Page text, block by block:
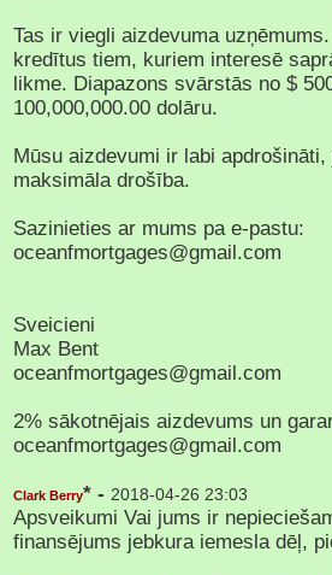
Tas ir viegli aizdevuma
kredītus tiem, kuriem interesē
likme. Diapazons svārstās no $
100,000,000.00 dolāru.
Mūsu aizdevumi ir labi
maksimāla drošība.
Sazinieties ar mums pa e-pastu:
oceanfmortgages@gmail.com
Sveicieni
Max Bent
oceanfmortgages@gmail.com
2% sākotnējais aizdevums un
oceanfmortgages@gmail.com
Clark Berry* - 2018-04-26 23:03
Apsveikumi Vai jums ir
finansējums jebkura iemesla dēļ,